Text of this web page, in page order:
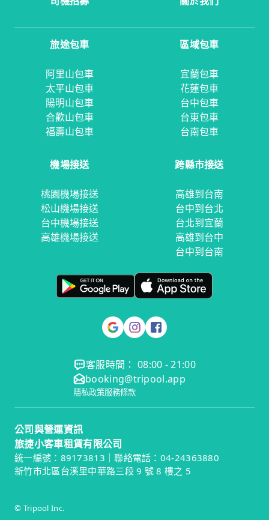
旅途包車
阿里山包車
太平山包車
陽明山包車
合歡山包車
福壽山包車
區域包車
宜蘭包車
花蓮包車
台中包車
台東包車
台南包車
機場接送
桃園機場接送
松山機場接送
台中機場接送
高雄機場接送
跨縣市接送
高雄到台南
台中到台北
台北到宜蘭
高雄到台中
台中到台南
客服時間： 08:00 - 21:00
booking@tripool.app
隱私政策服務條款
公司與營運資訊
旅捷小客車租賃有限公司
統一編號：89173813｜聯絡電話：04-24363880
新竹市北區台溪里中華路三段 9 號 8 樓之 5
© Tripool Inc.